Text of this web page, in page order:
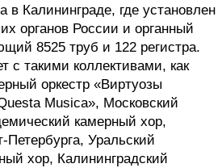
в Калининграде, где установлен
органов России и органный
8525 труб и 122 регистра.
с такими коллективами, как
оркестр «Виртуозы
Musica», Московский
камерный хор,
Петербурга, Уральский
хор, Калининградский